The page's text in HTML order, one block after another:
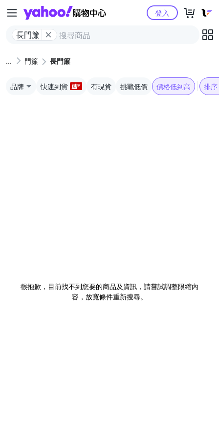
Yahoo購物中心
長門簾
登入
門簾 長門簾
品牌 快速到貨 有現貨 挑戰低價 價格低到高 排序
很抱歉，目前找不到您要的商品及資訊，請嘗試調整限縮內
容，放寬條件重新搜尋。